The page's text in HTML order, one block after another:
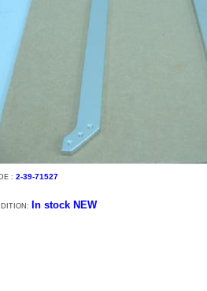
: 2-39-71527
In stock NEW